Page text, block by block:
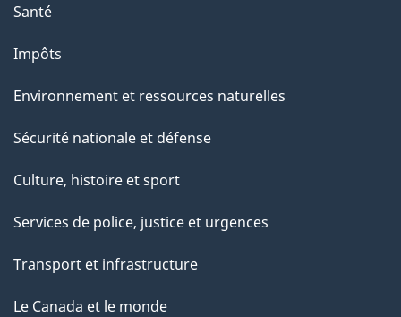
a
g
Santé
Impôts
Environnement et ressources naturelles
Sécurité nationale et défense
Culture, histoire et sport
Services de police, justice et urgences
Transport et infrastructure
Le Canada et le monde